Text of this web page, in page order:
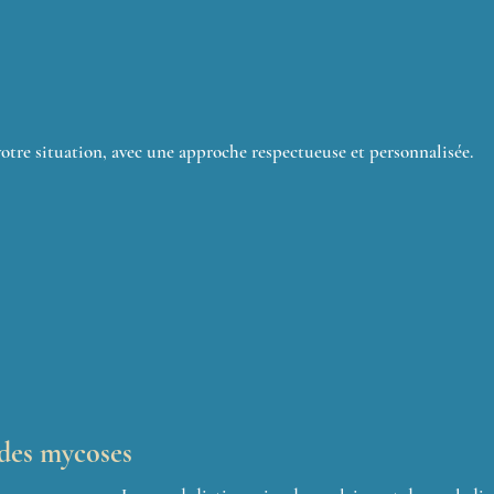
situation, avec une approche respectueuse et personnalisée.
mycoses